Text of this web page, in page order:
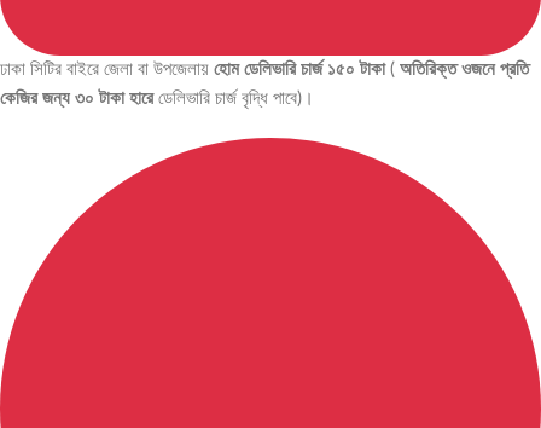
ঢাকা সিটির বাইরে জেলা বা উপজেলায় হোম ডেলিভারি চার্জ ১৫০ টাকা ( অতিরিক্ত ওজনে প্রতি
কেজির জন্য ৩০ টাকা হারেডেলিভারি চার্জ বৃদ্ধি পাবে)।